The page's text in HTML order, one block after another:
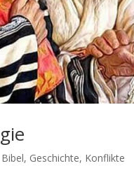
Bibel, Geschichte, Konflikte